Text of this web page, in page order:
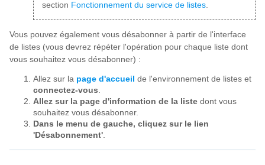
section Fonctionnement du service de listes.
Vous pouvez également vous désabonner à partir de l'interface
de listes (vous devrez répéter l'opération pour chaque liste dont
vous souhaitez vous désabonner) :
Allez sur la page d'accueil de l'environnement de listes et
connectez-vous.
Allez sur la page d'information de la liste dont vous
souhaitez vous désabonner.
Dans le menu de gauche, cliquez sur le lien
'Désabonnement'.